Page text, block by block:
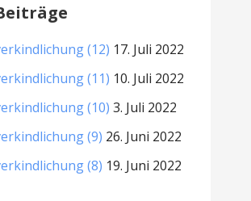
(12) 17. Juli 2022
(11) 10. Juli 2022
(10) 3. Juli 2022
(9) 26. Juni 2022
(8) 19. Juni 2022